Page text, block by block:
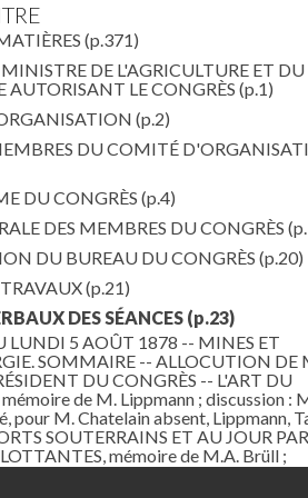
(p.371)
DE L'AGRICULTURE ET DU
AUTORISANT LE CONGRÈS (p.1)
(p.2)
DU COMITÉ
DU CONGRÈS (p.4)
DES MEMBRES DU CONGRÈS
DU BUREAU DU CONGRÈS (p.20)
(p.21)
DES SÉANCES (p.23)
LUNDI 5 AOÛT 1878 -- MINES ET
SOMMAIRE -- ALLOCUTION DE
DU CONGRÈS -- L'ART DU
de M. Lippmann ; discussion :
pour M. Chatelain absent, Lippmann,
SOUTERRAINS ET AU JOUR PAR
mémoire de M.A. Brüll ;
de M. Mékarsky(p.23)